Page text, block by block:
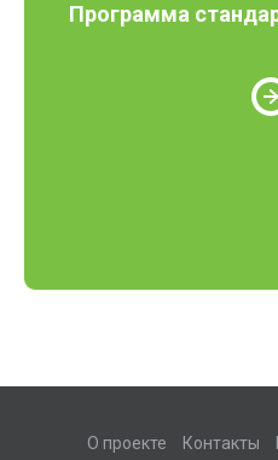
Программа
О проекте Контакты